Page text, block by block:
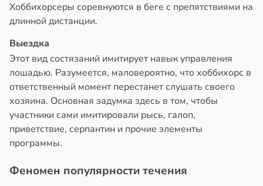
Хоббихорсеры соревнуются в беге с препятствиями на
длинной дистанции.
Выездка
Этот вид состязаний имитирует навык управления
лошадью. Разумеется, маловероятно, что хоббихорс в
ответственный момент перестанет слушать своего
хозяина. Основная задумка здесь в том, чтобы
участники сами имитировали рысь, галоп,
приветствие, серпантин и прочие элементы
программы.
Феномен популярности течения